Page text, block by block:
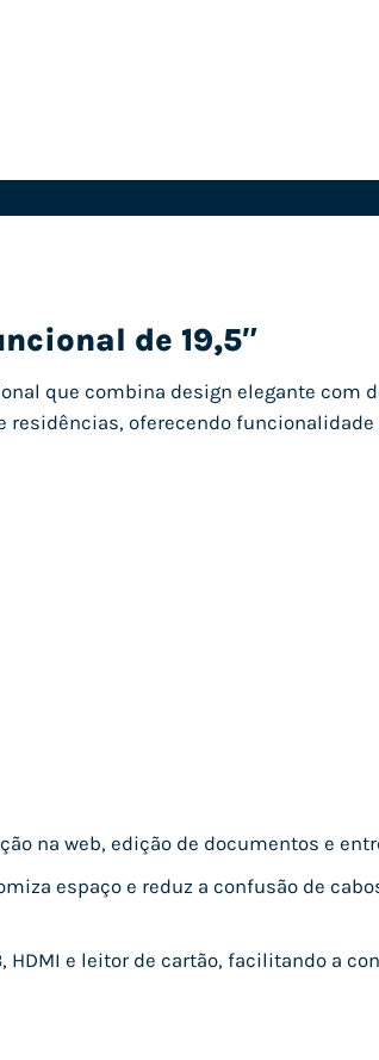
de 19,5″
que combina design elegante com
residências, oferecendo
na web, edição de documentos e
espaço e reduz a confusão de
e leitor de cartão, facilitando a